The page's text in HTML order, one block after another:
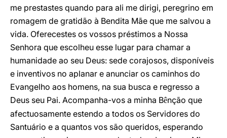
me prestastes quando para ali me dirigi, peregrino em
romagem de gratidão à Bendita Mãe que me salvou a
vida. Oferecestes os vossos préstimos a Nossa
Senhora que escolheu esse lugar para chamar a
humanidade ao seu Deus: sede corajosos, disponíveis
e inventivos no aplanar e anunciar os caminhos do
Evangelho aos homens, na sua busca e regresso a
Deus seu Pai. Acompanha-vos a minha Bênção que
afectuosamente estendo a todos os Servidores do
Santuário e a quantos vos são queridos, esperando